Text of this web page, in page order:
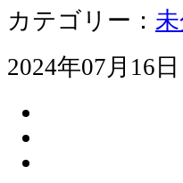
カテゴリー：
2024年07月16日